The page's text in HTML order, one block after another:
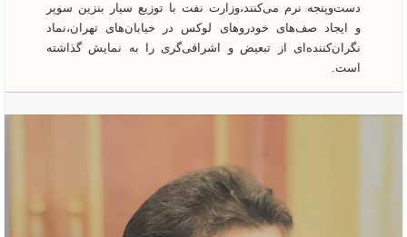
دست‌وپنجه نرم می‌کنند،وزارت نفت با توزیع سیار بنزین سوپر
و ایجاد صف‌های خودروهای لوکس در خیابان‌های تهران،نماد
نگران‌کننده‌ای از تبعیض و اشرافی‌گری را به نمایش گذاشته
است.